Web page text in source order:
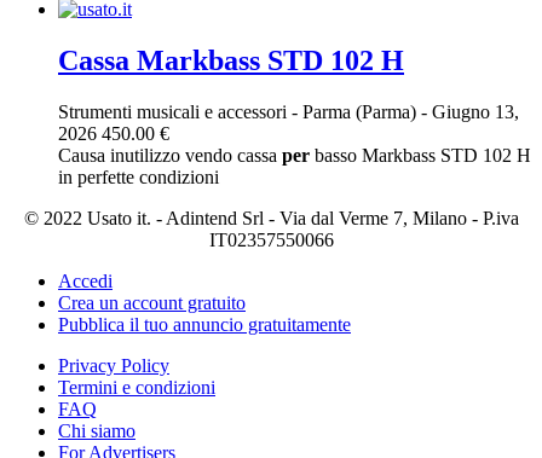
Cassa Markbass STD 102 H
Strumenti musicali e accessori - Parma (Parma) - Giugno 13,
2026 450.00 €
Causa inutilizzo vendo cassa per basso Markbass STD 102 H
in perfette condizioni
© 2022 Usato it. - Adintend Srl - Via dal Verme 7, Milano - P.iva
IT02357550066
Accedi
Crea un account gratuito
Pubblica il tuo annuncio gratuitamente
Privacy Policy
Termini e condizioni
FAQ
Chi siamo
For Advertisers